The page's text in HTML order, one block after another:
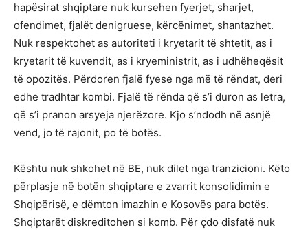
hapësirat shqiptare nuk kursehen fyerjet, sharjet,
ofendimet, fjalët denigruese, kërcënimet, shantazhet.
Nuk respektohet as autoriteti i kryetarit të shtetit, as i
kryetarit të kuvendit, as i kryeministrit, as i udhëheqësit
të opozitës. Përdoren fjalë fyese nga më të rëndat, deri
edhe tradhtar kombi. Fjalë të rënda që s’i duron as letra,
që s’i pranon arsyeja njerëzore. Kjo s’ndodh në asnjë
vend, jo të rajonit, po të botës.
Kështu nuk shkohet në BE, nuk dilet nga tranzicioni. Këto
përplasje në botën shqiptare e zvarrit konsolidimin e
Shqipërisë, e dëmton imazhin e Kosovës para botës.
Shqiptarët diskreditohen si komb. Për çdo disfatë nuk